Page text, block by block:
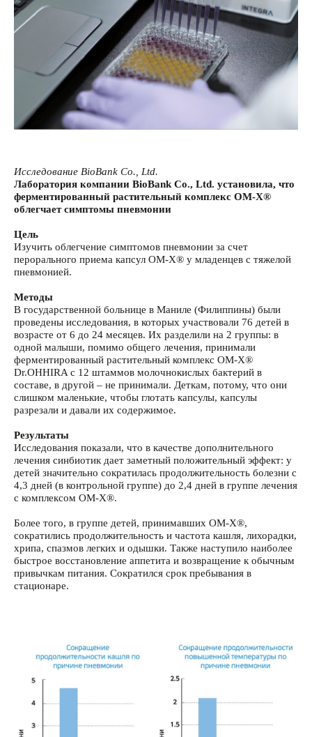
Исследование BioBank Co., Ltd.
Лаборатория компании BioBank Co., Ltd. установила, что
ферментированный растительный комплекс ОМ-X®
облегчает симптомы пневмонии
Цель
Изучить облегчение симптомов пневмонии за счет
перорального приема капсул ОМ-Х® у младенцев с тяжелой
пневмонией.
Методы
В государственной больнице в Маниле (Филиппины) были
проведены исследования, в которых участвовали 76 детей в
возрасте от 6 до 24 месяцев. Их разделили на 2 группы: в
одной малыши, помимо общего лечения, принимали
ферментированный растительный комплекс ОМ-Х®
Dr.OHHIRA с 12 штаммов молочнокислых бактерий в
составе, в другой – не принимали. Деткам, потому, что они
слишком маленькие, чтобы глотать капсулы, капсулы
разрезали и давали их содержимое.
Результаты
Исследования показали, что в качестве дополнительного
лечения синбиотик дает заметный положительный эффект: у
детей значительно сократилась продолжительность болезни с
4,3 дней (в контрольной группе) до 2,4 дней в группе лечения
с комплексом ОМ-Х®.
Более того, в группе детей, принимавших ОМ-Х®,
сократились продолжительность и частота кашля, лихорадки,
хрипа, спазмов легких и одышки. Также наступило наиболее
быстрое восстановление аппетита и возвращение к обычным
привычкам питания. Сократился срок пребывания в
стационаре.